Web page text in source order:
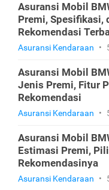
Asuransi Mobil
Premi, Spesifikasi,
Rekomendasi
Asuransi Kendaraan •
Asuransi Mobil
Jenis Premi, Fitur
Rekomendasi
Asuransi Kendaraan •
Asuransi Mobil
Estimasi Premi,
Rekomendasinya
Asuransi Kendaraan •